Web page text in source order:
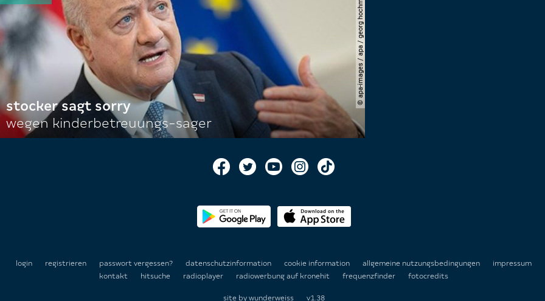
© apa-images / apa / georg hochmuth
stocker sagt sorry
wegen kinderbetreuungs-sager
login registrieren passwort vergessen? datenschutzinformation cookie information allgemeine nutzungsbedingungen
impressum
kontakt
hitsuche radioplayer radiowerbung auf kronehit frequenzfinder fotocredits
site by wunderweiss v1.38